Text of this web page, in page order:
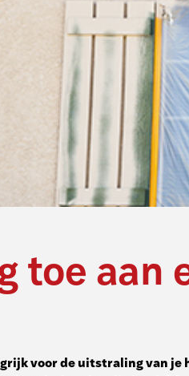
toe aan
voor de uitstraling van je